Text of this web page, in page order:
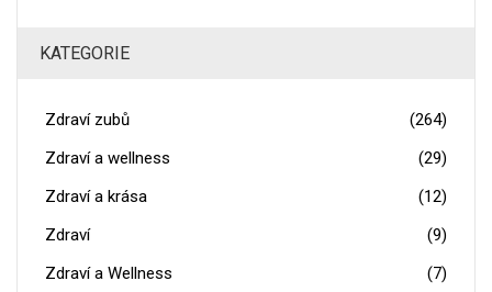
KATEGORIE
Zdraví zubů
(264)
Zdraví a wellness
(29)
Zdraví a krása
(12)
Zdraví
(9)
Zdraví a Wellness
(7)